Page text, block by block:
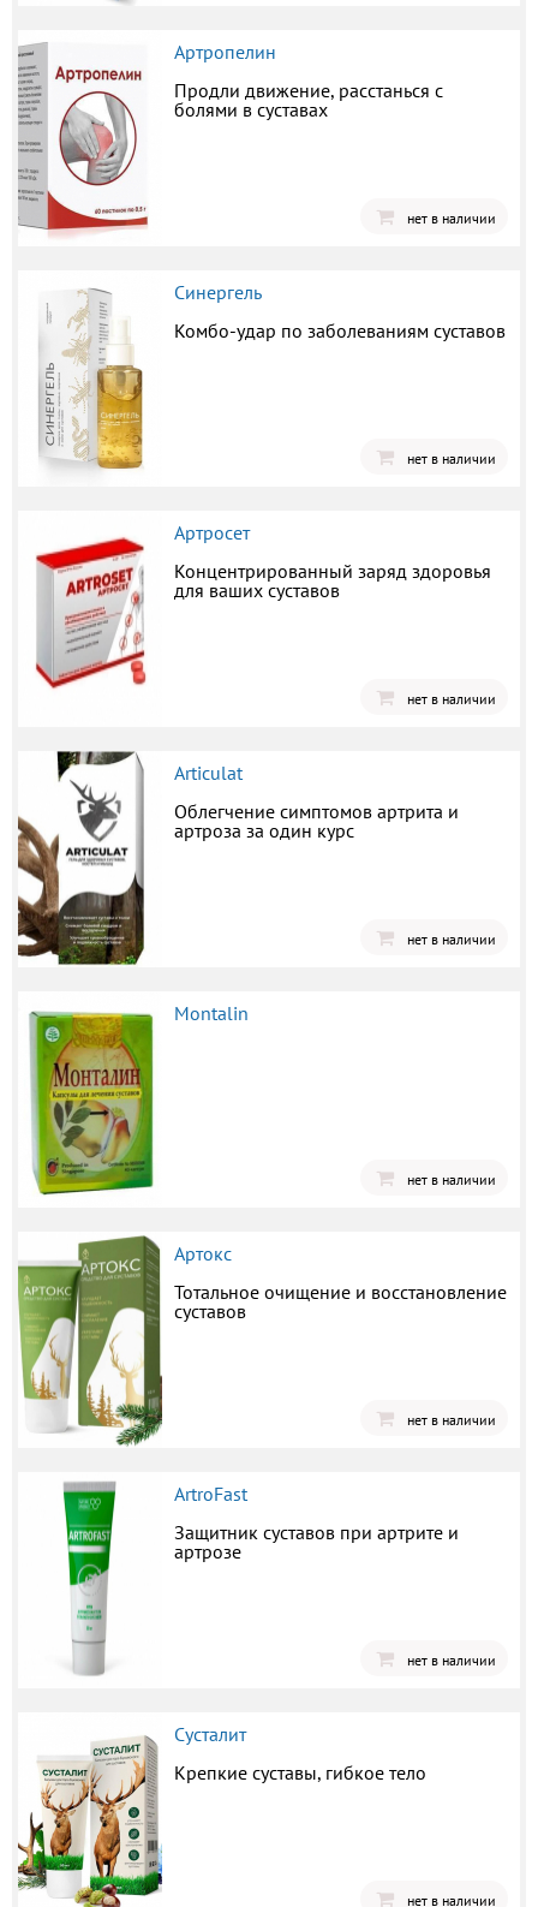
Артропелин
Продли движение, расстанься с
болями в суставах
нет в наличии
Синергель
Комбо-удар по заболеваниям суставов
нет в наличии
Артросет
Концентрированный заряд здоровья
для ваших суставов
нет в наличии
Articulat
Облегчение симптомов артрита и
артроза за один курс
нет в наличии
Montalin
нет в наличии
Артокс
Тотальное очищение и восстановление
суставов
нет в наличии
ArtroFast
Защитник суставов при артрите и
артрозе
нет в наличии
Сусталит
Крепкие суставы, гибкое тело
нет в наличии